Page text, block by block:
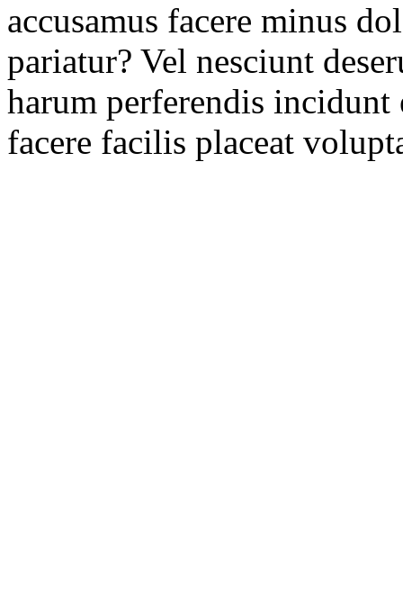
accusamus facere minus
pariatur? Vel nesciunt
harum perferendis incidunt
facere facilis placeat